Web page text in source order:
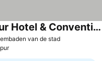
van de stad
Renaissance Kuala Lumpur Hotel & Convention Centre